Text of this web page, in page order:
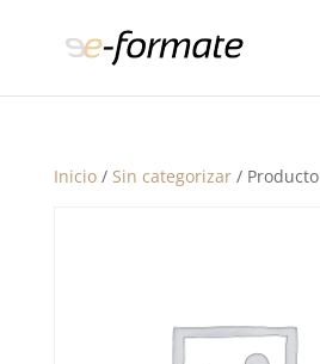
Inicio/ Sin categorizar/ Producto